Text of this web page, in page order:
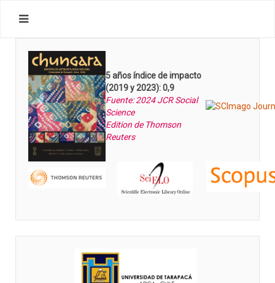
5 años índice de impacto
(2019 y 2023): 0,9
Fuente: 2024 JCR Social
Science
Edition de Thomson
Reuters